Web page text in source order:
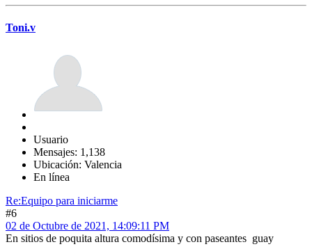
Toni.v
Usuario
Mensajes: 1,138
Ubicación: Valencia
En línea
Re:Equipo para iniciarme
#6
02 de Octubre de 2021, 14:09:11 PM
En sitios de poquita altura comodísima y con paseantes guay